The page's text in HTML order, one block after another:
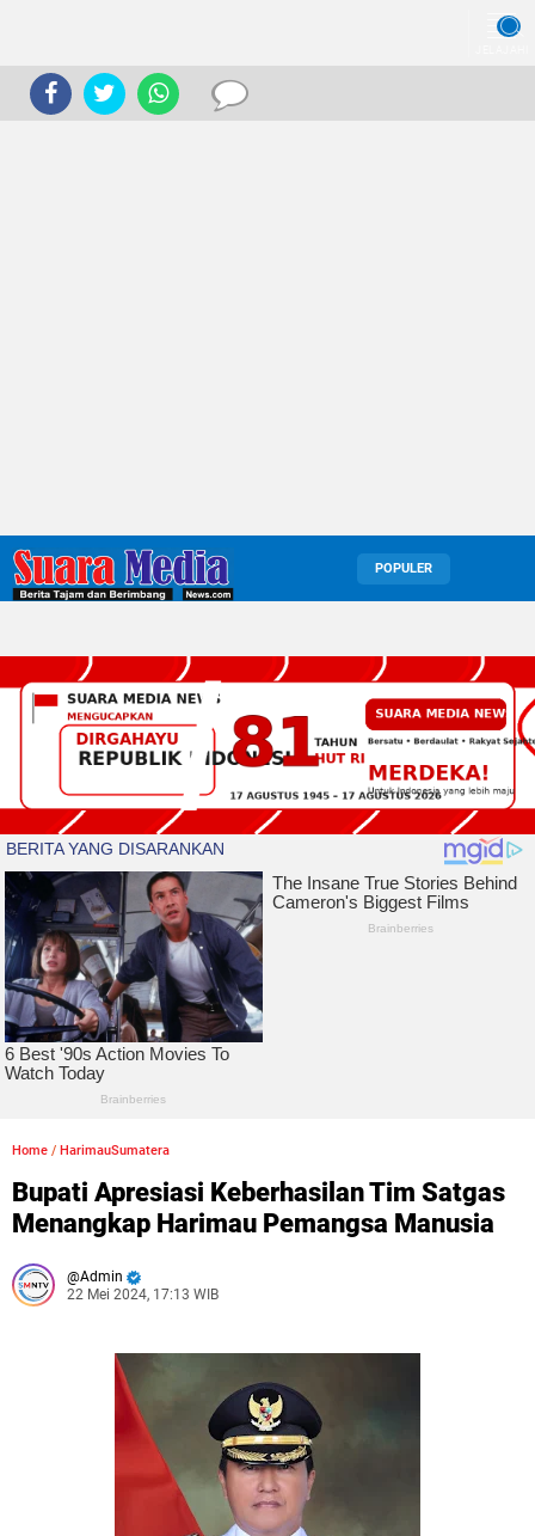
POPULER
Home / HarimauSumatera
Bupati Apresiasi Keberhasilan Tim Satgas
Menangkap Harimau Pemangsa Manusia
Admin
22 Mei 2024, 17:13 WIB